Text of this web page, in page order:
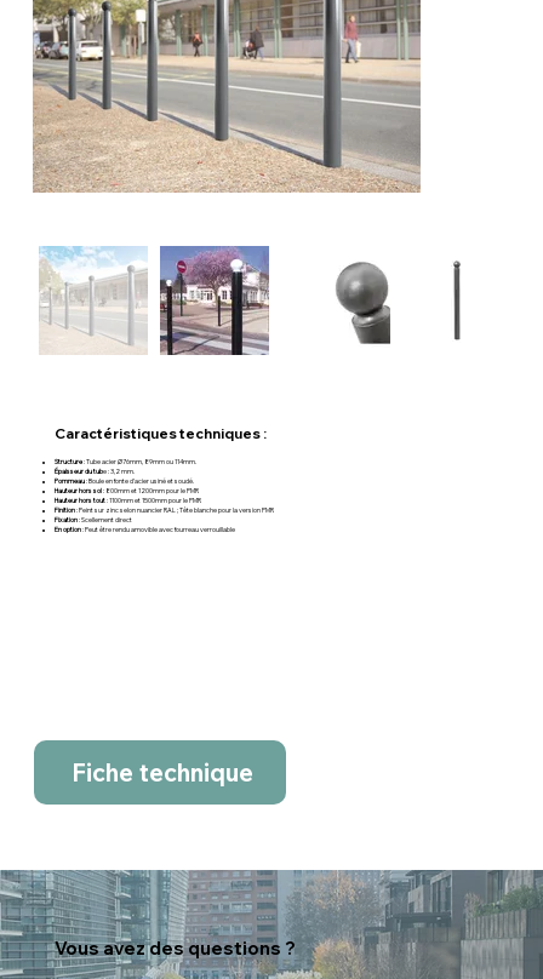
Caractéristiques techniques :
Structure: Tube acier Ø76mm, 89mm ou 114mm.
Épaisseur du tube : 3,2 mm.
Pommeau: Boule en fonte d’acier usiné et soudé.
Hauteur hors sol : 800mm et 1200mm pour le PMR
Hauteur hors tout: 1100mm et 1500mm pour le PMR
Finition: Peint sur zinc selon nuancier RAL ; Tête blanche pour la version PMR
Fixation: Scellement direct
En option: Peut être rendu amovible avec fourreau verrouillable
Fiche technique
Vous avez des questions ?